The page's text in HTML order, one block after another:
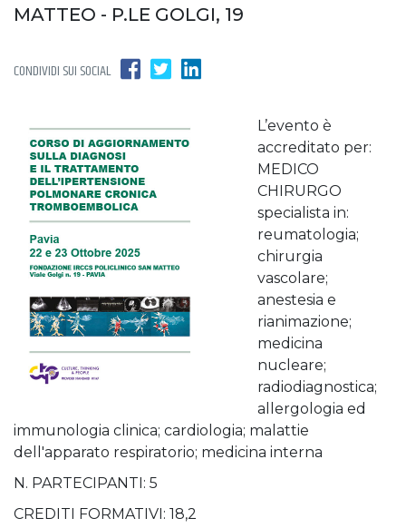
MATTEO - P.LE GOLGI, 19
CONDIVIDI SUI SOCIAL
L’evento è
accreditato per:
MEDICO
CHIRURGO
specialista in:
reumatologia;
chirurgia
vascolare;
anestesia e
rianimazione;
medicina
nucleare;
radiodiagnostica;
allergologia ed
immunologia clinica; cardiologia; malattie
dell'apparato respiratorio; medicina interna
N. PARTECIPANTI: 5
CREDITI FORMATIVI: 18,2